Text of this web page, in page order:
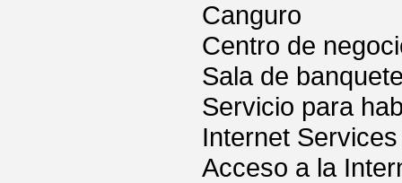
Canguro
Centro de
Sala de
Servicio para
Internet Services
Acceso a la